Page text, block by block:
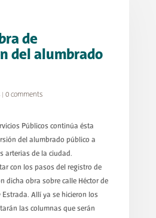
de
del alumbrado
| 0 comments
Públicos continúa ésta
del alumbrado público a
arterias de la ciudad.
con los pasos del registro de
dicha obra sobre calle Héctor de
Estrada. Allí ya se hicieron los
las columnas que serán